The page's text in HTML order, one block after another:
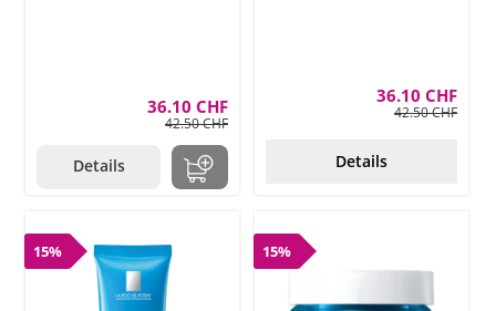
36.10 CHF
42.50 CHF
Details
36.10 CHF
42.50 CHF
Details
15% 15%